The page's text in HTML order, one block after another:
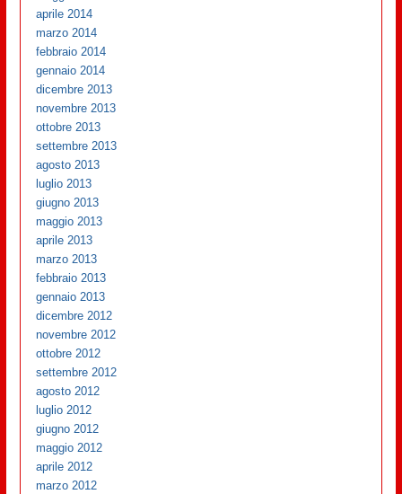
aprile 2014
marzo 2014
febbraio 2014
gennaio 2014
dicembre 2013
novembre 2013
ottobre 2013
settembre 2013
agosto 2013
luglio 2013
giugno 2013
maggio 2013
aprile 2013
marzo 2013
febbraio 2013
gennaio 2013
dicembre 2012
novembre 2012
ottobre 2012
settembre 2012
agosto 2012
luglio 2012
giugno 2012
maggio 2012
aprile 2012
marzo 2012